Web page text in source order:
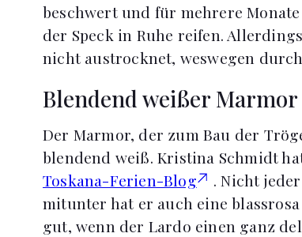
beschwert und für mehrere
der Speck in Ruhe reifen.
nicht austrocknet, weswegen
Blendend weißer
Der Marmor, der zum Bau der
blendend weiß. Kristina Schmidt
Toskana-Ferien-Blog
. Nicht
mitunter hat er auch eine
gut, wenn der Lardo einen ganz